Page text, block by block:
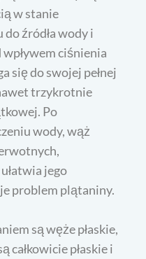
w stanie
do źródła wody i
ciśnienia
się do swojej pełnej
trzykrotnie
Po
wody, wąż
jego
problem plątaniny.
są węże płaskie,
całkowicie płaskie i